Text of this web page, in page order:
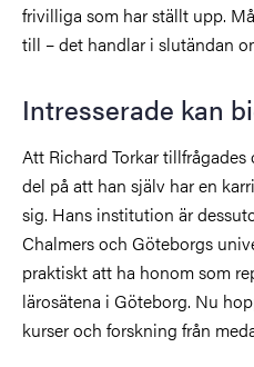
frivilliga som har ställt upp.
till – det handlar i slutändan
Intresserade kan
Att Richard Torkar
del på att han själv har en
sig. Hans institution är
Chalmers och Göteborgs
praktiskt att ha honom som
lärosätena i Göteborg. Nu
kurser och forskning från